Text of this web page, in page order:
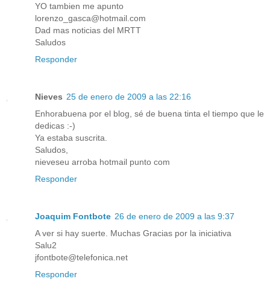
YO tambien me apunto
lorenzo_gasca@hotmail.com
Dad mas noticias del MRTT
Saludos
Responder
Nieves 25 de enero de 2009 a las 22:16
Enhorabuena por el blog, sé de buena tinta el tiempo que le
dedicas :-)
Ya estaba suscrita.
Saludos,
nieveseu arroba hotmail punto com
Responder
Joaquim Fontbote 26 de enero de 2009 a las 9:37
A ver si hay suerte. Muchas Gracias por la iniciativa
Salu2
jfontbote@telefonica.net
Responder